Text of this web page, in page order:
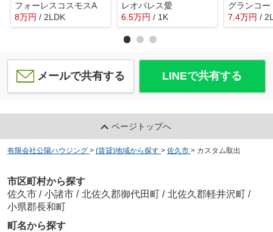
フォーレスコスモスA
8万円 / 2LDK
レオパレス愛
6.5万円 / 1K
グランコ
7.4万円 /
メールで共有する LINEで共有する
ページトップへ
有限会社公陽ハウジング > (賃貸)地域から探す > 佐久市 > カスタム取出
市区町村から探す
佐久市 / 小諸市 / 北佐久郡御代田町 / 北佐久郡軽井沢町 /
小県郡長和町
町名から探す